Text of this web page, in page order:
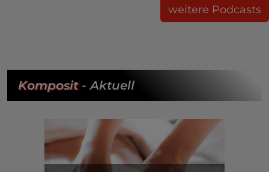
weitere Podcasts
Komposit- Aktuell